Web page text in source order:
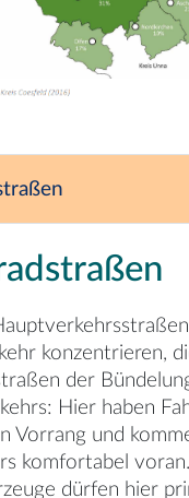
konzentrieren,
der
Hier haben
Vorrang und
komfortabel voran.
dürfen hier